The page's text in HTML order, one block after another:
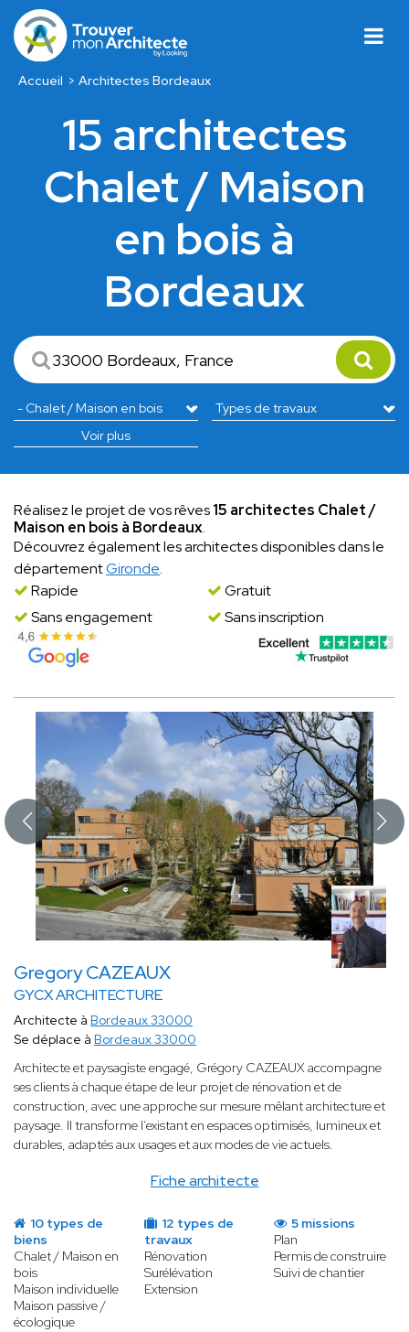
Accueil Architectes Bordeaux
15 architectes
Chalet / Maison
en bois à
Bordeaux
Voir plus
Réalisez le projet de vos rêves15 architectes Chalet /
Maison en bois à Bordeaux.
Découvrez également les architectes disponibles dans le
départementGironde.
Rapide
Gratuit
Sans engagement
Sans inscription
Gregory CAZEAUX
GYCX ARCHITECTURE
Fiche architecte
Architecte à Bordeaux 33000
Se déplace à Bordeaux 33000
Architecte et paysagiste engagé, Grégory CAZEAUX accompagne
ses clients à chaque étape de leur projet de rénovation et de
construction, avec une approche sur mesure mêlant architecture et
paysage. Il transforme l’existant en espaces optimisés, lumineux et
durables, adaptés aux usages et aux modes de vie actuels.
10 types de
biens
Chalet / Maison en
bois
Maison individuelle
Maison passive /
écologique
12 types de
travaux
Rénovation
Surélévation
Extension
5 missions
Plan
Permis de construire
Suivi de chantier